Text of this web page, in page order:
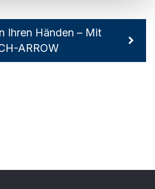
Ihren Händen – Mit
ARROW